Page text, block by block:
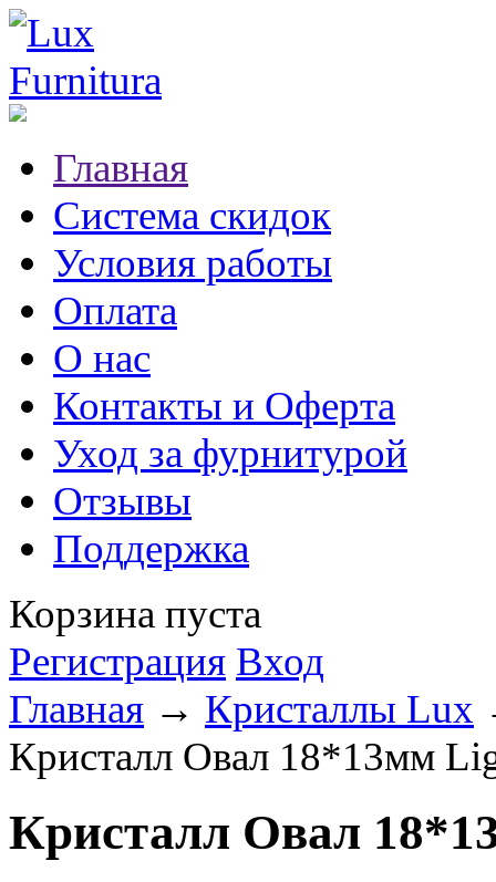
Главная
Система скидок
Условия работы
Оплата
О нас
Контакты и Оферта
Уход за фурнитурой
Отзывы
Поддержка
Корзина пуста
Регистрация Вход
Главная → Кристаллы Lux
Кристалл Овал 18*13мм
Кристалл Овал